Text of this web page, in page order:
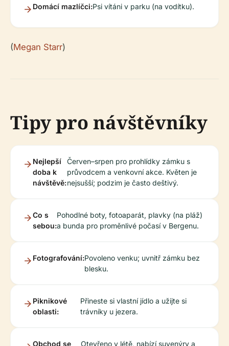
Domácí mazlíčci:Psi vítáni v parku (na vodítku).
(Megan Starr)
Tipy pro návštěvníky
Nejlepší
doba k
návštěvě:
Červen–srpen pro prohlídky zámku s
průvodcem a venkovní akce. Květen je
nejsušší; podzim je často deštivý.
Co s
sebou:
Pohodlné boty, fotoaparát, plavky (na pláž)
a bunda pro proměnlivé počasí v Bergenu.
Fotografování:Povoleno venku; uvnitř zámku bez
blesku.
Piknikové
oblasti:
Přineste si vlastní jídlo a užijte si
trávníky u jezera.
Obchod se
Otevřeno v létě, nabízí suvenýry a